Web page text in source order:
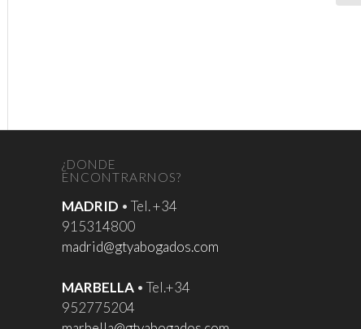
¿DONDE
ENCONTRARNOS?
MADRID • Tel. +34
915314800
madrid@gtyabogados.com
MARBELLA• Tel.+34
952775204